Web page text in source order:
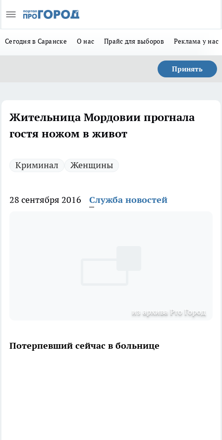
Сегодня в Саранске О нас Прайс для выборов Реклама у нас
Принять
Жительница Мордовии прогнала
гостя ножом в живот
Криминал Женщины
28 сентября 2016 Служба новостей
из архива Pro Город
Потерпевший сейчас в больнице